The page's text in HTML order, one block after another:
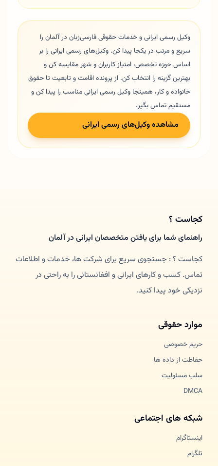
وکیل رسمی ایرانی و خدمات حقوقی فارسی‌زبان در آلمان را
سریع و مرتب در یکجا پیدا کن. وکیل‌های رسمی ایرانی را بر
اساس حوزه تخصص، امتیاز کاربران و شهر مقایسه کن و
بهترین گزینه را انتخاب کن. از پرونده اقامت و تابعیت تا حقوق
خانواده و کار، همینجا وکیل رسمی ایرانی مناسب را پیدا کن و
مستقیم تماس بگیر.
مشاهده وکیل‌های رسمی ایرانی
کجاست ؟
راهنمای شما برای یافتن متخصصان ایرانی در آلمان
کجاست ؟ : جستجوی سریع برای شرکت ها، خدمات و اطلاعات
تماس. کسب و کارهای ایرانی و افغانستانی را به راحتی در
نزدیکی خود پیدا کنید.
موارد حقوقی
حریم خصوصی
حفاظت از داده ها
سلب مسئولیت
DMCA
شبکه های اجتماعی
اینستاگرام
تلگرام